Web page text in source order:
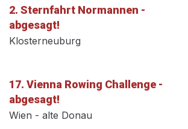
2. Sternfahrt Normannen -
abgesagt!
Klosterneuburg
17. Vienna Rowing Challenge -
abgesagt!
Wien - alte Donau